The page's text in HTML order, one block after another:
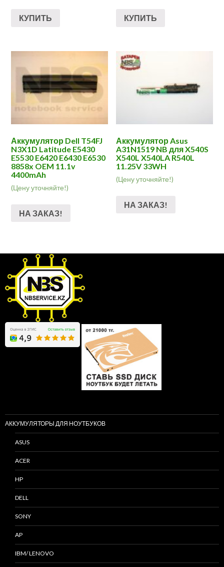
КУПИТЬ КУПИТЬ
Аккумулятор Dell T54FJ
N3X1D Latitude E5430
E5530 E6420 E6430 E6530
8858x OEM 11.1v
4400mAh
(Цену уточняйте!)
НА ЗАКАЗ!
Аккумулятор Asus
A31N1519 NB для X540S
X540L X540LA R540L
11.25V 33WH
(Цену уточняйте!)
НА ЗАКАЗ!
АККУМУЛЯТОРЫ ДЛЯ НОУТБУКОВ
ASUS
ACER
HP
DELL
SONY
AP
IBM/ LENOVO